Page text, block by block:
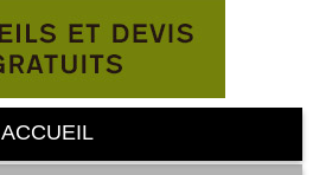
ACCUEIL